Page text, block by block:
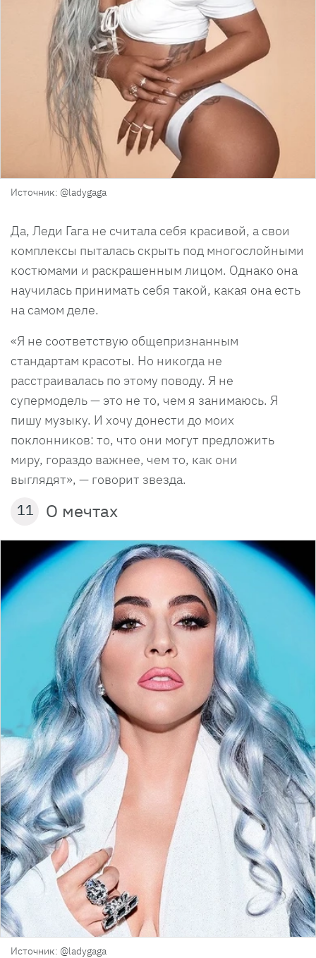
Источник: @ladygaga
Да, Леди Гага не считала себя красивой, а свои
комплексы пыталась скрыть под многослойными
костюмами и раскрашенным лицом. Однако она
научилась принимать себя такой, какая она есть
на самом деле.
«Я не соответствую общепризнанным
стандартам красоты. Но никогда не
расстраивалась по этому поводу. Я не
супермодель — это не то, чем я занимаюсь. Я
пишу музыку. И хочу донести до моих
поклонников: то, что они могут предложить
миру, гораздо важнее, чем то, как они
выглядят», — говорит звезда.
11 О мечтах
Источник: @ladygaga